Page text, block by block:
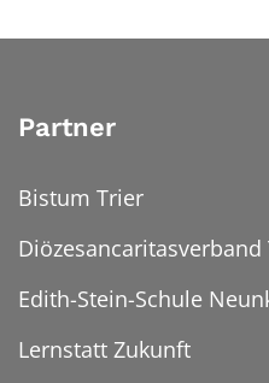
Partner
Bistum Trier
Diözesancaritasverband
Edith-Stein-Schule
Lernstatt Zukunft